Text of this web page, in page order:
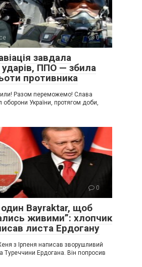
0
завдала
ударів, ППО — збила
противника
Разом переможемо! Слава
оборони України, протягом доби,
0
Bayraktar, щоб
живими”: хлопчик
листа Ердогану
з Ірпеня написав зворушливий
Туреччини Ердогана. Він попросив